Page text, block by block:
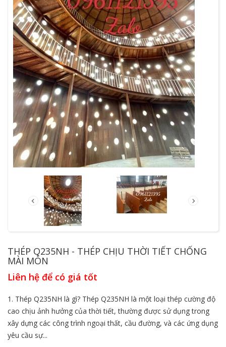
THÉP Q235NH - THÉP CHỊU THỜI TIẾT CHỐNG
MÀI MÒN
Liên hệ để có giá tốt
1. Thép Q235NH là gì? Thép Q235NH là một loại thép cường độ
cao chịu ảnh hưởng của thời tiết, thường được sử dụng trong
xây dựng các công trình ngoại thất, cầu đường, và các ứng dụng
yêu cầu sự...